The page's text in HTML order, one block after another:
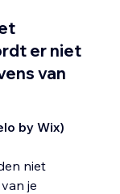
er niet
van
by Wix)
niet
je